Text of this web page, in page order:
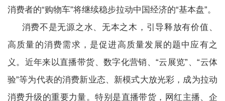
消费者的“购物车”将继续稳步拉动中国经济的“基本盘”。
消费不是无源之水、无本之木，引导释放有价值、
高质量的消费需求，是促进高质量发展的题中应有之
义。近年来以直播带货、数字化营销、“云展览”、“云体
验”等为代表的消费新业态、新模式大放光彩，成为拉动
消费升级的重要力量。特别是直播带货，网红主播、企